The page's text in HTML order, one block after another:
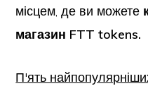
місцем, де ви можете
магазин FTT tokens.
П'ять